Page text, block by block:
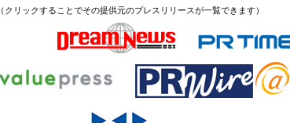
クリックすることでその提供元のプレスリリースが一覧できます）